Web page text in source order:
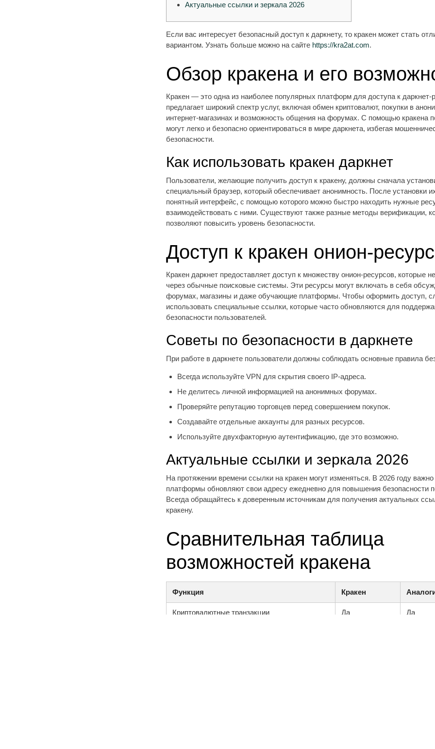
Актуальные ссылки и зеркала 2026
Если вас интересует безопасный доступ к даркнету, то кракен может стать
вариантом. Узнать больше можно на сайте https://kra2at.com.
Обзор кракена и его
Кракен — это одна из наиболее популярных платформ для доступа к
предлагает широкий спектр услуг, включая обмен криптовалют, покупки в
интернет-магазинах и возможность общения на форумах. С помощью кракена
могут легко и безопасно ориентироваться в мире даркнета, избегая
безопасности.
Как использовать кракен даркнет
Пользователи, желающие получить доступ к кракену, должны сначала
специальный браузер, который обеспечивает анонимность. После установки
понятный интерфейс, с помощью которого можно быстро находить нужные
взаимодействовать с ними. Существуют также разные методы верификации,
позволяют повысить уровень безопасности.
Доступ к кракен онион-
Кракен даркнет предоставляет доступ к множеству онион-ресурсов, которые
через обычные поисковые системы. Эти ресурсы могут включать в себя
форумах, магазины и даже обучающие платформы. Чтобы оформить доступ,
использовать специальные ссылки, которые часто обновляются для
безопасности пользователей.
Советы по безопасности в даркнете
При работе в даркнете пользователи должны соблюдать основные правила
Всегда используйте VPN для скрытия своего IP-адреса.
Не делитесь личной информацией на анонимных форумах.
Проверяйте репутацию торговцев перед совершением покупок.
Создавайте отдельные аккаунты для разных ресурсов.
Используйте двухфакторную аутентификацию, где это возможно.
Актуальные ссылки и зеркала 2026
На протяжении времени ссылки на кракен могут изменяться. В 2026 году важно
платформы обновляют свои адресу ежедневно для повышения безопасности
Всегда обращайтесь к доверенным источникам для получения актуальных
кракену.
Сравнительная таблица
возможностей кракена
Функция Кракен
Криптовалютные транзакции Да Да